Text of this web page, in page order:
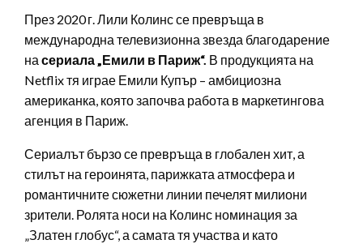
През 2020 г. Лили Колинс се превръща в
международна телевизионна звезда благодарение
на сериала „Емили в Париж“. В продукцията на
Netflix тя играе Емили Купър – амбициозна
американка, която започва работа в маркетингова
агенция в Париж.
Сериалът бързо се превръща в глобален хит, а
стилът на героинята, парижката атмосфера и
романтичните сюжетни линии печелят милиони
зрители. Ролята носи на Колинс номинация за
„Златен глобус“, а самата тя участва и като